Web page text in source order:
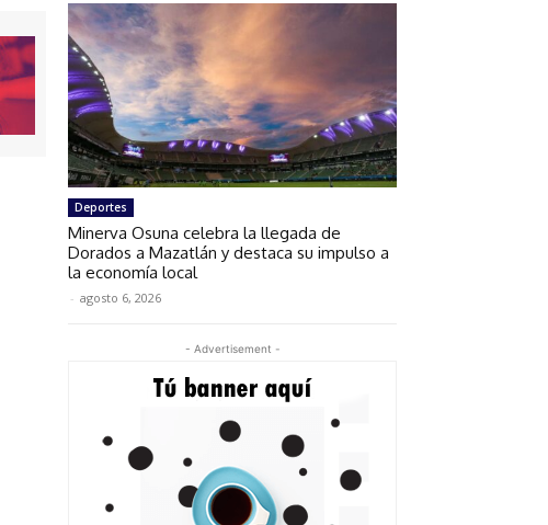
Deportes
Minerva Osuna celebra la llegada de
Dorados a Mazatlán y destaca su impulso a
la economía local
- agosto 6, 2026
- Advertisement -